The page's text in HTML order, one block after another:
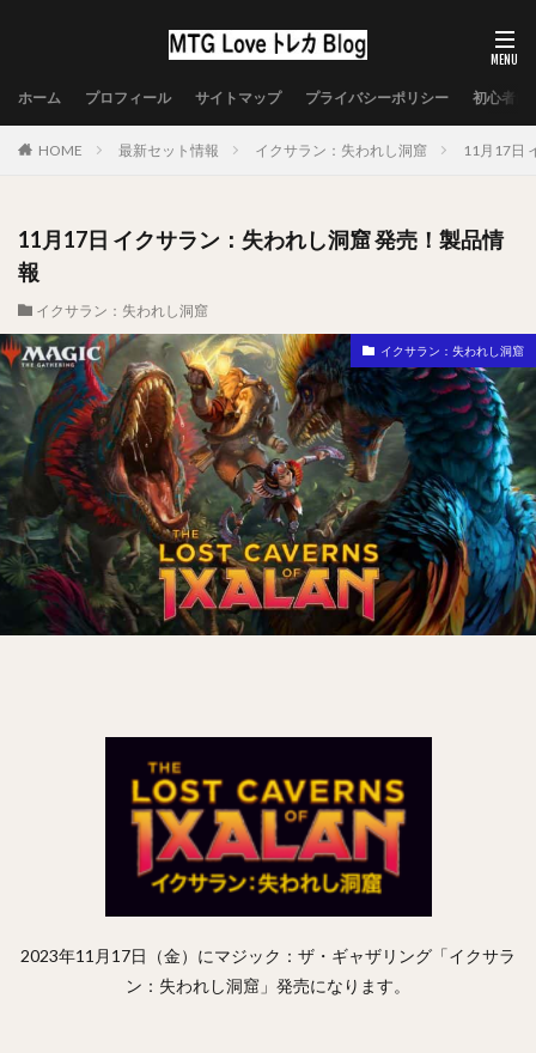
ホーム プロフィール サイトマップ プライバシーポリシー 初心者向
HOME 最新セット情報 イクサラン：失われし洞窟 11月17日
11月17日 イクサラン：失われし洞窟 発売！製品情
報
イクサラン：失われし洞窟
イクサラン：失われし洞窟
2023年11月17日（金）にマジック：ザ・ギャザリング「イクサラ
ン：失われし洞窟」発売になります。